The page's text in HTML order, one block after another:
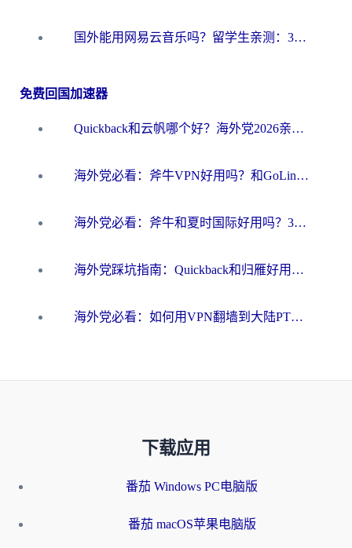
国外能用网易云音乐吗？留学生亲测：3步解决海外听歌难题
免费回国加速器
Quickback和云帆哪个好？海外党2026亲测指南：选对加速器大陆工具，无缝刷国内剧玩国服
海外党必看：斧牛VPN好用吗？和GoLinkVPN对比哪个回国效果更好？
海外党必看：斧牛和夏时国际好用吗？3步选对回国加速器，无缝刷国内资源
海外党踩坑指南：Quickback和归雁好用吗？选对加速器才能无缝刷国内资源
海外党必看：如何用VPN翻墙到大陆PTT？一篇解决你所有回国加速痛点
下载应用
番茄 Windows PC电脑版
番茄 macOS苹果电脑版